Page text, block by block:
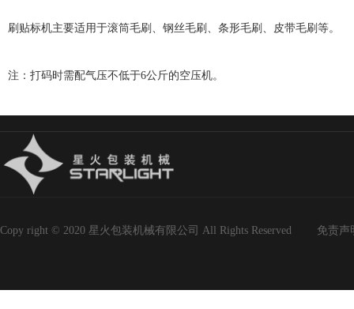
刷贴标机主要适用于滚筒毛刷、钢丝毛刷、条形毛刷、皮带毛刷等。
注：打码时需配气压不低于6公斤的空压机。
Copy right © 2020 星火包装机械有限公司 All Rights Reserved 免责声